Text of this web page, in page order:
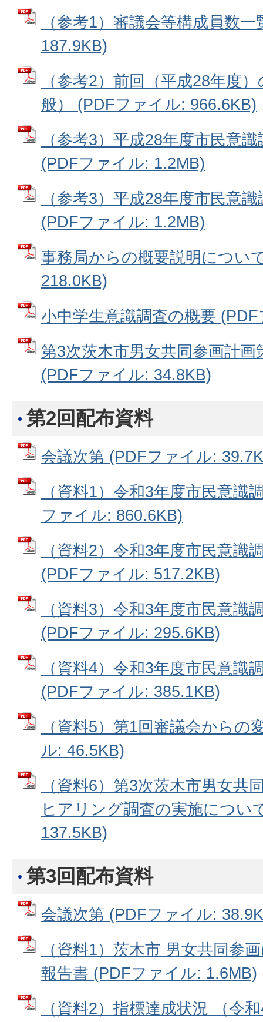
（参考1）審議会等構成員数
187.9KB)
（参考2）前回（平成28年度
般） (PDFファイル: 966.6KB)
（参考3）平成28年度市民意
(PDFファイル: 1.2MB)
（参考3）平成28年度市民意
(PDFファイル: 1.2MB)
事務局からの概要説明につい
218.0KB)
小中学生意識調査の概要
第3次茨木市男女共同参画計
(PDFファイル: 34.8KB)
第2回配布資料
会議次第 (PDFファイル:
（資料1）令和3年度市民意識
ファイル: 860.6KB)
（資料2）令和3年度市民意識
(PDFファイル: 517.2KB)
（資料3）令和3年度市民意識
(PDFファイル: 295.6KB)
（資料4）令和3年度市民意識
(PDFファイル: 385.1KB)
（資料5）第1回審議会からの
ル: 46.5KB)
（資料6）第3次茨木市男女共
ヒアリング調査の実施につい
137.5KB)
第3回配布資料
会議次第 (PDFファイル:
（資料1）茨木市 男女共同参
報告書 (PDFファイル: 1.6MB)
（資料2）指標達成状況 （令